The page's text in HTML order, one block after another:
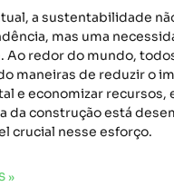
a sustentabilidade
mas uma
Ao redor do mundo,
maneiras de reduzir o
e economizar recursos,
da construção está
crucial nesse esforço.
»